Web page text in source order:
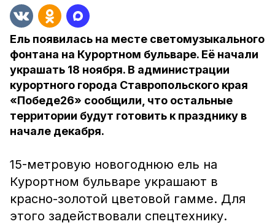
Ель появилась на месте светомузыкального
фонтана на Курортном бульваре. Её начали
украшать 18 ноября. В администрации
курортного города Ставропольского края
«Победе26» сообщили, что остальные
территории будут готовить к празднику в
начале декабря.
15-метровую новогоднюю ель на
Курортном бульваре украшают в
красно-золотой цветовой гамме. Для
этого задействовали спецтехнику.